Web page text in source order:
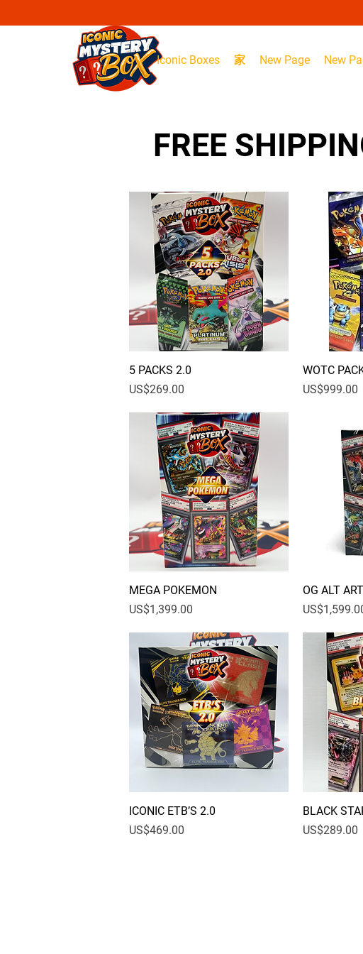
Iconic Boxes 家 New Page New
FREE
快速瀏覽
5 PACKS 2.0
價格
US$269.00
WOTC
價格
US$999.00
快速瀏覽
MEGA POKEMON
價格
US$1,399.00
OG ALT
價格
快速瀏覽
ICONIC ETB’S 2.0
價格
US$469.00
BLACK
價格
US$289.00